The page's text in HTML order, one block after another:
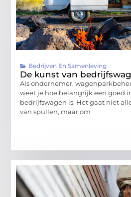
Bedrijven En Samenleving
De kunst van
Als ondernemer,
weet je hoe belangrijk een goed
bedrijfswagen is. Het gaat niet
van spullen, maar om